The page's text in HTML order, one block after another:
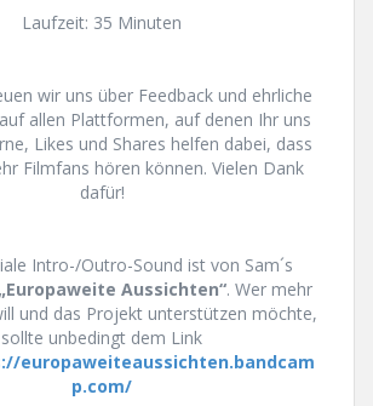
Laufzeit: 35 Minuten
wir uns über Feedback und ehrliche
allen Plattformen, auf denen Ihr uns
Likes und Shares helfen dabei, dass
Filmfans hören können. Vielen Dank
dafür!
Intro-/Outro-Sound ist von Sam´s
„Europaweite Aussichten“. Wer mehr
und das Projekt unterstützen möchte,
sollte unbedingt dem Link
europaweiteaussichten.bandcam
p.com/